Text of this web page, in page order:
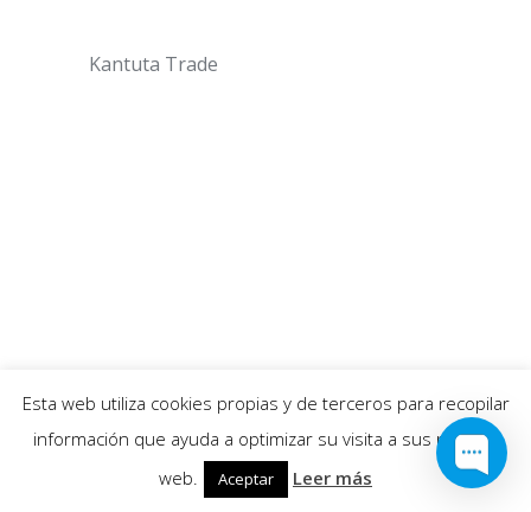
Kantuta Trade
Esta web utiliza cookies propias y de terceros para recopilar
información que ayuda a optimizar su visita a sus páginas
web.
Aceptar Leer más